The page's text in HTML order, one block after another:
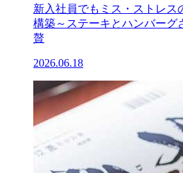
新入社員でもミス・ストレス
構築～ステーキとハンバーグ
贅
2026.06.18